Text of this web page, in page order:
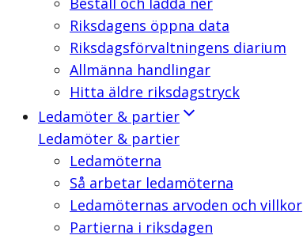
Riksdagens öppna data
Riksdagsförvaltningens diarium
Allmänna handlingar
Hitta äldre riksdagstryck
Ledamöter & partier
Ledamöter & partier
Ledamöterna
Så arbetar ledamöterna
Ledamöternas arvoden och villkor
Partierna i riksdagen